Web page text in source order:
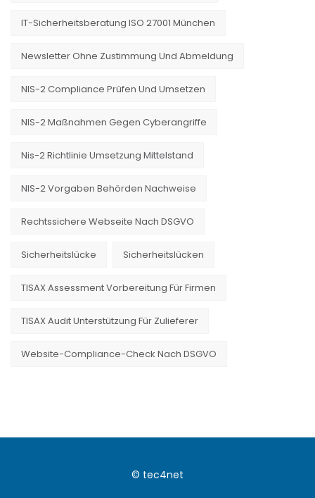
IT-Sicherheitsberatung ISO 27001 München
Newsletter Ohne Zustimmung Und Abmeldung
NIS-2 Compliance Prüfen Und Umsetzen
NIS-2 Maßnahmen Gegen Cyberangriffe
Nis-2 Richtlinie Umsetzung Mittelstand
NIS-2 Vorgaben Behörden Nachweise
Rechtssichere Webseite Nach DSGVO
Sicherheitslücke Sicherheitslücken
TISAX Assessment Vorbereitung Für Firmen
TISAX Audit Unterstützung Für Zulieferer
Website-Compliance-Check Nach DSGVO
© tec4net